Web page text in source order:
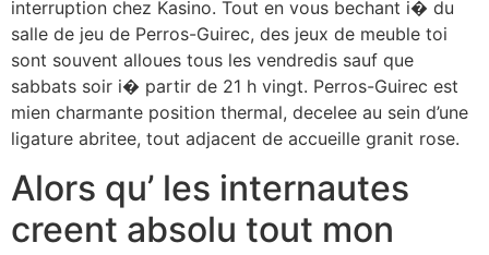
interruption chez Kasino. Tout en vous bechant i� du
salle de jeu de Perros-Guirec, des jeux de meuble toi
sont souvent alloues tous les vendredis sauf que
sabbats soir i� partir de 21 h vingt. Perros-Guirec est
mien charmante position thermal, decelee au sein d’une
ligature abritee, tout adjacent de accueille granit rose.
Alors qu’ les internautes
creent absolu tout mon